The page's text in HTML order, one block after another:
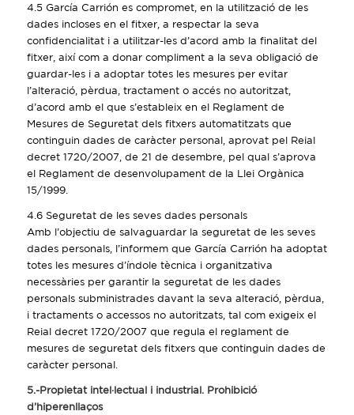
4.5 García Carrión es compromet, en la utilització de les
dades incloses en el fitxer, a respectar la seva
confidencialitat i a utilitzar-les d’acord amb la finalitat del
fitxer, així com a donar compliment a la seva obligació de
guardar-les i a adoptar totes les mesures per evitar
l’alteració, pèrdua, tractament o accés no autoritzat,
d’acord amb el que s’estableix en el Reglament de
Mesures de Seguretat dels fitxers automatitzats que
continguin dades de caràcter personal, aprovat pel Reial
decret 1720/2007, de 21 de desembre, pel qual s’aprova
el Reglament de desenvolupament de la Llei Orgànica
15/1999.
4.6 Seguretat de les seves dades personals
Amb l’objectiu de salvaguardar la seguretat de les seves
dades personals, l’informem que García Carrión ha adoptat
totes les mesures d’índole tècnica i organitzativa
necessàries per garantir la seguretat de les dades
personals subministrades davant la seva alteració, pèrdua,
i tractaments o accessos no autoritzats, tal com exigeix el
Reial decret 1720/2007 que regula el reglament de
mesures de seguretat dels fitxers que continguin dades de
caràcter personal.
5.-Propietat intel·lectual i industrial. Prohibició
d’hiperenllaços